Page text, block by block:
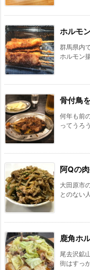
ホルモ
群馬県内
ホルモン
骨付鳥
何年も前
ってうろ
阿Qの
大田原市
とのない
鹿角ホ
尾去沢鉱
街はすっ